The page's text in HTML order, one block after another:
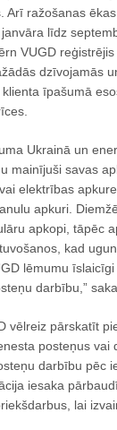
Arī ražošanas
līdz
VUGD
dzīvojamās
īpašumā
Ukrainā un
mainījuši savas
elektrības
apkuri.
apkopi, tāpēc
kad
lēmumu
darbību,”
vēlreiz pārskatīt
posteņus vai
darbību pēc
iesaka
lai